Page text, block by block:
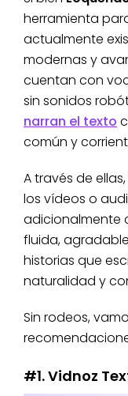
herramienta
actualmente
modernas y
cuentan con
sin sonidos
narran el texto
común y
A través de
los vídeos o
adicionalmente
fluida,
historias que
naturalidad y
Sin rodeos,
#1. Vidnoz